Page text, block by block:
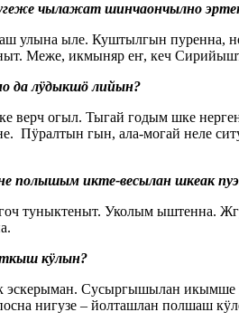
чылажат шинчаончылно
улына ыле. Куштылгын пуренна,
Меже, икмыняр еҥ, кеч
да лӱдыкшӧ лийын?
верч огыл. Тыгай годым шке
Пӱралтын гын, ала-могай неле
полышым икте-весылан шкеак
туныктеныт. Уколым ыштенна.
кӱлын?
эскерыман. Сусыргышылан
нигузе – йолташлан полшаш